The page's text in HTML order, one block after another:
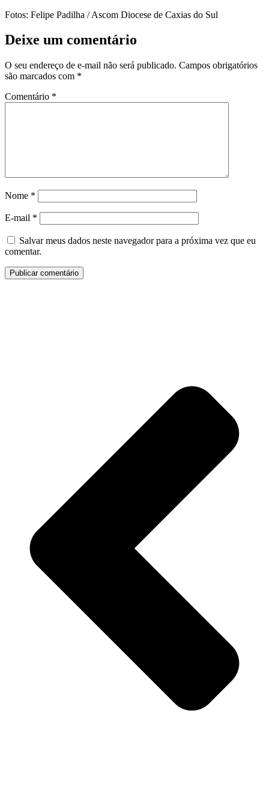
Fotos: Felipe Padilha / Ascom Diocese de Caxias do Sul
Deixe um comentário
O seu endereço de e-mail não será publicado. Campos obrigatórios
são marcados com *
Comentário *
Nome *
E-mail *
Salvar meus dados neste navegador para a próxima vez que eu
comentar.